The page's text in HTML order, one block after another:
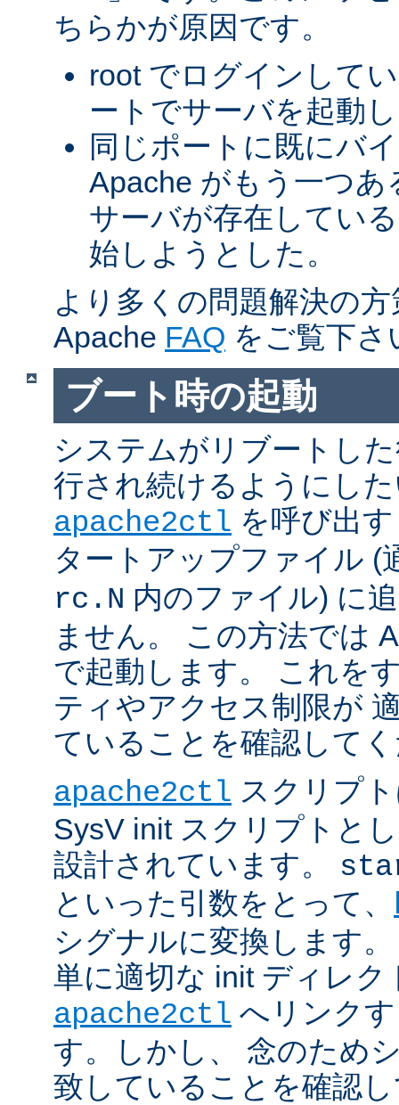
ちらかが原因です。
root でログインして
ートでサーバを起動
同じポートに既にバ
Apache がもう一つ
サーバが存在してい
始しようとした。
より多くの問題解決の
Apache FAQ をご覧下さ
ブート時の起動
システムがリブートし
行され続けるようにし
apache2ctl を呼び出
タートアップファイル (
rc.N 内のファイル) に
ません。 この方法では
で起動します。 これを
ティやアクセス制限が
ていることを確認して
apache2ctl スクリプ
SysV init スクリプトと
設計されています。
といった引数をとって、
シグナルに変換します
単に適切な init ディレク
apache2ctl へリンク
す。しかし、 念のため
致していることを確認